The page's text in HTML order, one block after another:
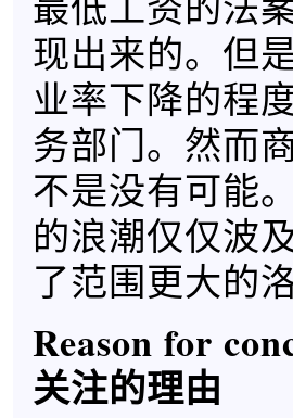
现出来的。但
业率下降的程
务部门。然而
不是没有可能
的浪潮仅仅波
了范围更大的
Reason for
关注的理由